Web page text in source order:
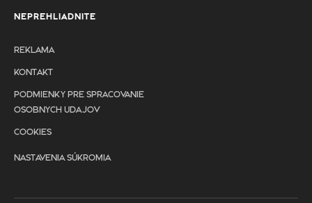
NEPREHLIADNITE
REKLAMA
KONTAKT
PODMIENKY PRE SPRACOVANIE
OSOBNYCH UDAJOV
COOKIES
NASTAVENIA SÚKROMIA